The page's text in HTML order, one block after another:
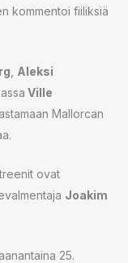
kommentoi fiiliksiä
Aleksi
Ville
Mallorcan
ovat
Joakim
25.